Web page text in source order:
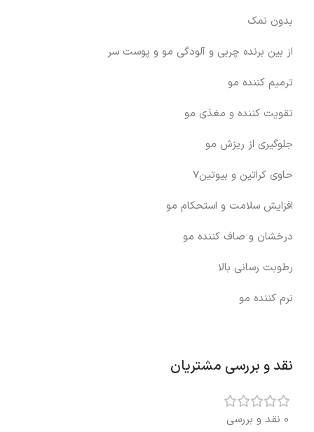
بدون نمک
از بین برنده چربی و آلودگی مو و پوست سر
ترمیم کننده مو
تقویت کننده و مغذی مو
جلوگیری از ریزش مو
حاوی کراتین و بیوتین7
افزایش سلامت و استحکام مو
درخشان و صاف کننده مو
رطوبت رسانی بالا
نرم کننده مو
نقد و بررسی مشتریان
0 نقد و بررسی